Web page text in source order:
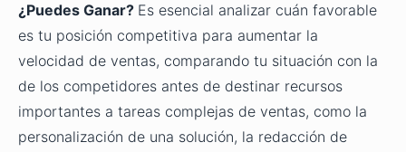
¿Puedes Ganar? Es esencial analizar cuán favorable
es tu posición competitiva para aumentar la
velocidad de ventas, comparando tu situación con la
de los competidores antes de destinar recursos
importantes a tareas complejas de ventas, como la
personalización de una solución, la redacción de